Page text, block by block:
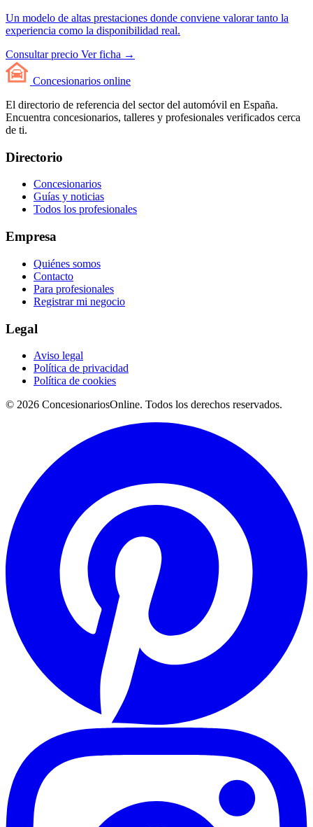
Un modelo de altas prestaciones donde conviene valorar tanto la
experiencia como la disponibilidad real.
Consultar precio Ver ficha →
Concesionarios online
El directorio de referencia del sector del automóvil en España.
Encuentra concesionarios, talleres y profesionales verificados cerca
de ti.
Directorio
Concesionarios
Guías y noticias
Todos los profesionales
Empresa
Quiénes somos
Contacto
Para profesionales
Registrar mi negocio
Legal
Aviso legal
Política de privacidad
Política de cookies
© 2026 ConcesionariosOnline. Todos los derechos reservados.